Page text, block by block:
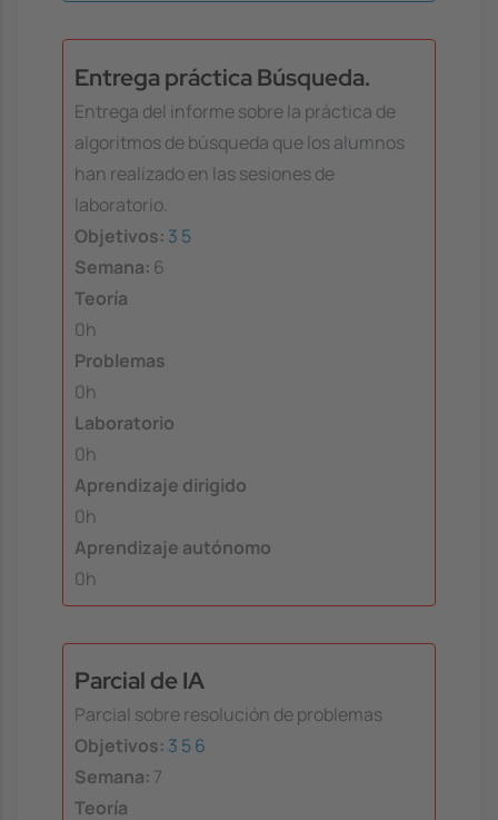
Entrega práctica Búsqueda.
Entrega del informe sobre la práctica de
algoritmos de búsqueda que los alumnos
han realizado en las sesiones de
laboratorio.
Objetivos: 3 5
Semana: 6
Teoría
0h
Problemas
0h
Laboratorio
0h
Aprendizaje dirigido
0h
Aprendizaje autónomo
0h
Parcial de IA
Parcial sobre resolución de problemas
Objetivos: 3 56
Semana: 7
Teoría